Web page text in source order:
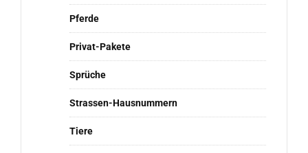
Pferde
Privat-Pakete
Sprüche
Strassen-Hausnummern
Tiere